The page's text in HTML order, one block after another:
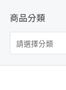
商品分類